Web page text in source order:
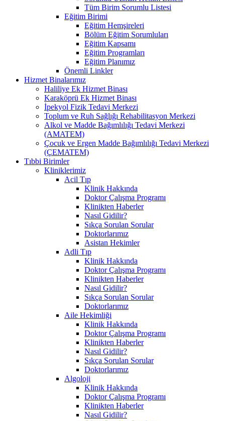
Tüm Birim Sorumlu Listesi
Eğitim Birimi
Eğitim Hemşireleri
Bölüm Eğitim Sorumluları
Eğitim Kapsamı
Eğitim Programları
Eğitim Planımız
Önemli Linkler
Hizmet Binalarımız
Haliliye Ek Hizmet Binası
Karaköprü Ek Hizmet Binası
İpekyol Fizik Tedavi Merkezi
Toplum ve Ruh Sağlığı Rehabilitasyon Merkezi
Alkol ve Madde Bağımlılığı Tedavi Merkezi
(AMATEM)
Çocuk ve Ergen Madde Bağımlılığı Tedavi Merkezi
(ÇEMATEM)
Tıbbi Birimler
Kliniklerimiz
Acil Tıp
Klinik Hakkında
Doktor Çalışma Programı
Klinikten Haberler
Nasıl Gidilir?
Sıkça Sorulan Sorular
Doktorlarımız
Asistan Hekimler
Adli Tıp
Klinik Hakkında
Doktor Çalışma Programı
Klinikten Haberler
Nasıl Gidilir?
Sıkça Sorulan Sorular
Doktorlarımız
Aile Hekimliği
Klinik Hakkında
Doktor Çalışma Programı
Klinikten Haberler
Nasıl Gidilir?
Sıkça Sorulan Sorular
Doktorlarımız
Algoloji
Klinik Hakkında
Doktor Çalışma Programı
Klinikten Haberler
Nasıl Gidilir?